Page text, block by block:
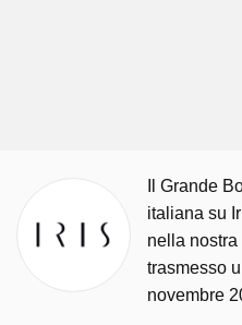
Il Grande
italiana su
nella
trasmesso
novembre